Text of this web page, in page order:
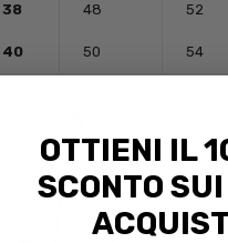
38 48 52
40 50 54
OTTIENI IL
SCONTO